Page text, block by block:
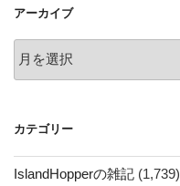
ン
アーカイブ
ー
ブ
カテゴリー
IslandHopperの雑記 (1,739)